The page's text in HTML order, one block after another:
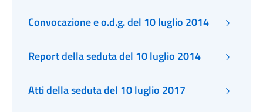
Convocazione e o.d.g. del 10 luglio 2014
Report della seduta del 10 luglio 2014
Atti della seduta del 10 luglio 2017